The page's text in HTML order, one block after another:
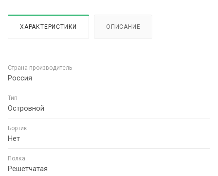
ХАРАКТЕРИСТИКИ ОПИСАНИЕ
Страна-производитель
Россия
Тип
Островной
Бортик
Нет
Полка
Решетчатая